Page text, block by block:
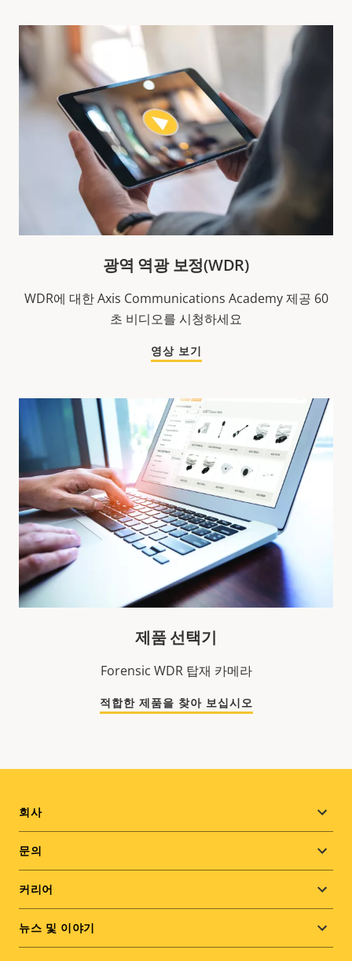
광역 역광 보정(WDR)
WDR에 대한 Axis Communications Academy 제공 60
초 비디오를 시청하세요
영상 보기
제품 선택기
Forensic WDR 탑재 카메라
적합한 제품을 찾아 보십시오
Footer
menu
회사
문의
커리어
뉴스 및 이야기